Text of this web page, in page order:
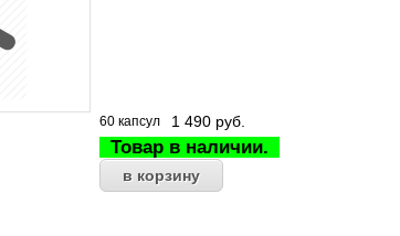
60 капсул 1 490 руб.
Товар в наличии.